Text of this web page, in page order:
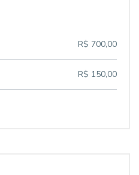
R$ 700,00
R$ 150,00